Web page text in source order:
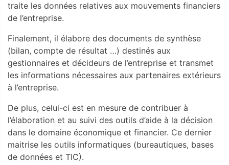
traite les données relatives aux mouvements financiers
de l’entreprise.
Finalement, il élabore des documents de synthèse
(bilan, compte de résultat …) destinés aux
gestionnaires et décideurs de l’entreprise et transmet
les informations nécessaires aux partenaires extérieurs
à l’entreprise.
De plus, celui-ci est en mesure de contribuer à
l’élaboration et au suivi des outils d’aide à la décision
dans le domaine économique et financier. Ce dernier
maitrise les outils informatiques (bureautiques, bases
de données et TIC).